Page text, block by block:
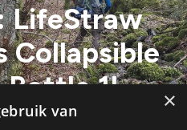
LifeStraw
Collapsible
Bottle 1L
voor trekking
×
van